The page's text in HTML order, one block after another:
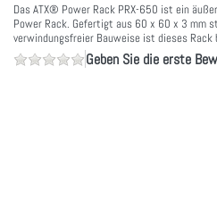
Das ATX® Power Rack PRX-650 ist ein
Power Rack. Gefertigt aus 60 x 60 x 3 mm
verwindungsfreier Bauweise ist dieses
Geben Sie die erste